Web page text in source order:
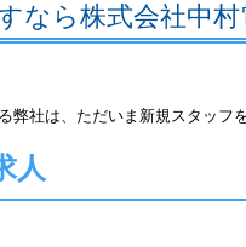
なら株式会社中村
社は、ただいま新規スタッフ
人